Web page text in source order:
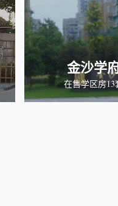
金沙学
在售学区房13